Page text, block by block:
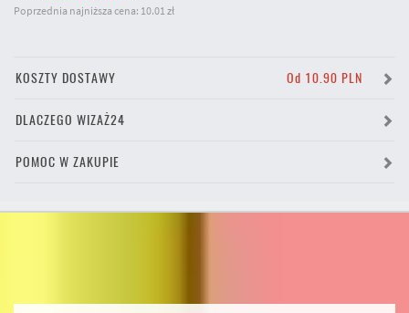
Poprzednia najniższa cena: 10.01 zł
KOSZTY DOSTAWY Od 10.90 PLN
DLACZEGO WIZAŻ24
POMOC W ZAKUPIE